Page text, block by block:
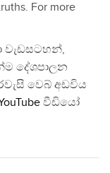
For more
වැඩසටහන්,
දේශපාලන
වෙබ් අඩවිය
වීඩියෝ